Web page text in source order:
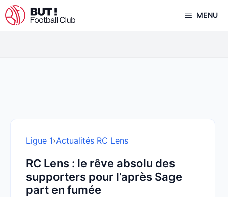
Aller
au
MENU
Ligue 1›Actualités RC Lens
RC Lens : le rêve absolu des
supporters pour l’après Sage
part en fumée